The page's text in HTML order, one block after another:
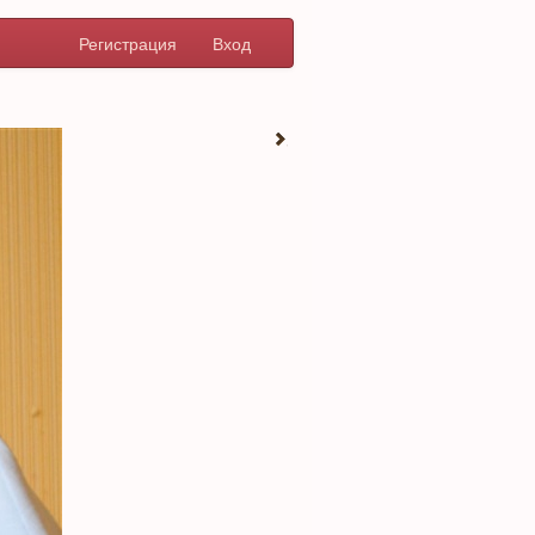
Регистрация Вход